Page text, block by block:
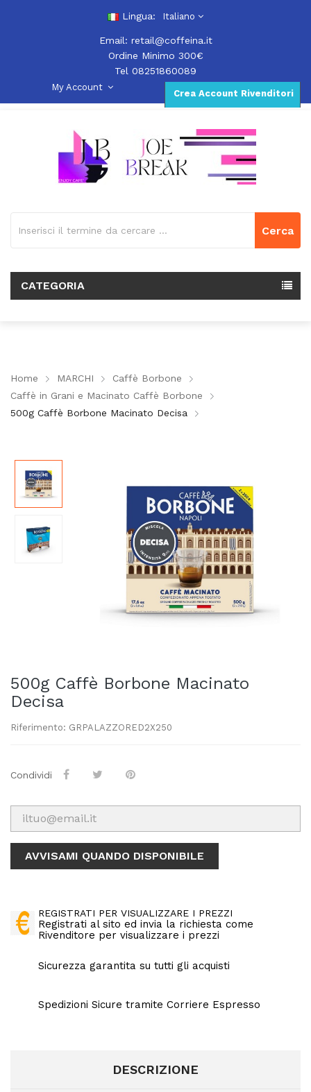
Lingua: Italiano
Email: retail@coffeina.it
Ordine Minimo 300€
Tel 08251860089
Crea Account Rivenditori
My Account
Cerca
CATEGORIA
Home MARCHI
Caffè Borbone
Caffè in Grani e Macinato Caffè Borbone
500g Caffè Borbone Macinato Decisa
500g Caffè Borbone Macinato
Decisa
Riferimento: GRPALAZZORED2X250
Condividi
AVVISAMI QUANDO DISPONIBILE
REGISTRATI PER VISUALIZZARE I PREZZI
Registrati al sito ed invia la richiesta come
Rivenditore per visualizzare i prezzi
Sicurezza garantita su tutti gli acquisti
Spedizioni Sicure tramite Corriere Espresso
DESCRIZIONE